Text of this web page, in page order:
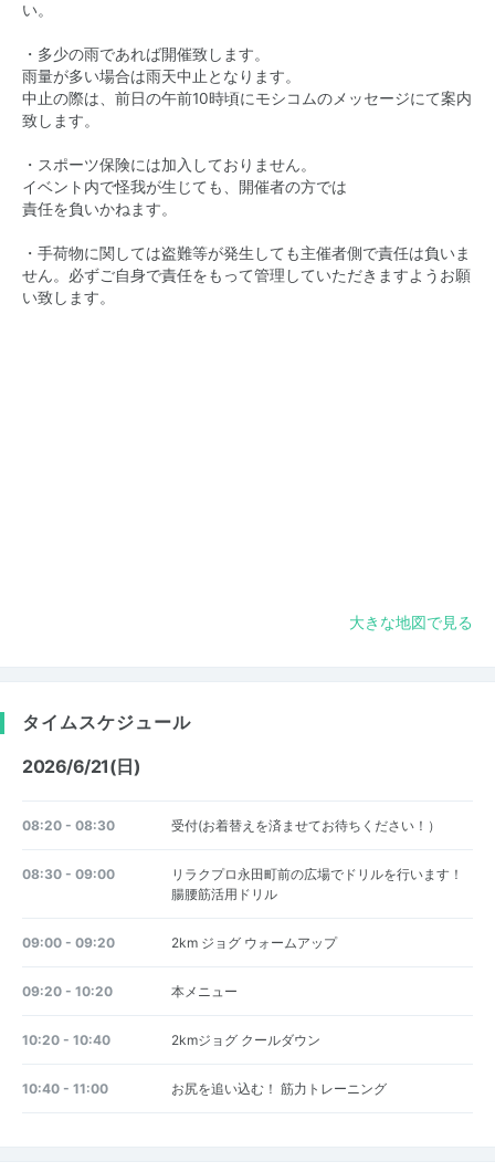
い。
・多少の雨であれば開催致します。
雨量が多い場合は雨天中止となります。
中止の際は、前日の午前10時頃にモシコムのメッセージにて案内
致します。
・スポーツ保険には加入しておりません。
イベント内で怪我が生じても、開催者の方では
責任を負いかねます。
・手荷物に関しては盗難等が発生しても主催者側で責任は負いま
せん。必ずご自身で責任をもって管理していただきますようお願
い致します。
大きな地図で見る
タイムスケジュール
2026/6/21(日)
08:20 - 08:30 受付(お着替えを済ませてお待ちください！）
08:30 - 09:00
リラクプロ永田町前の広場でドリルを行います！
腸腰筋活用ドリル
09:00 - 09:20 2km ジョグ ウォームアップ
09:20 - 10:20 本メニュー
10:20 - 10:40 2kmジョグ クールダウン
10:40 - 11:00 お尻を追い込む！ 筋力トレーニング